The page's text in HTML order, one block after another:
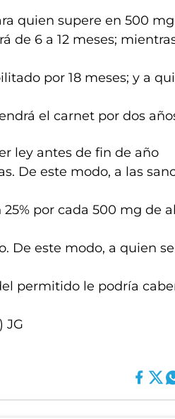
quien supere en 500 mg
de 6 a 12 meses;
por 18 meses; y a
el carnet por dos
ley antes de fin de año
De este modo, a las
por cada 500 mg de
De este modo, a quien
permitido le podría
JG